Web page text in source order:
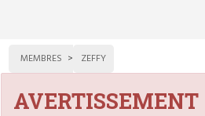
MEMBRES ZEFFY
AVERTISSEMENT